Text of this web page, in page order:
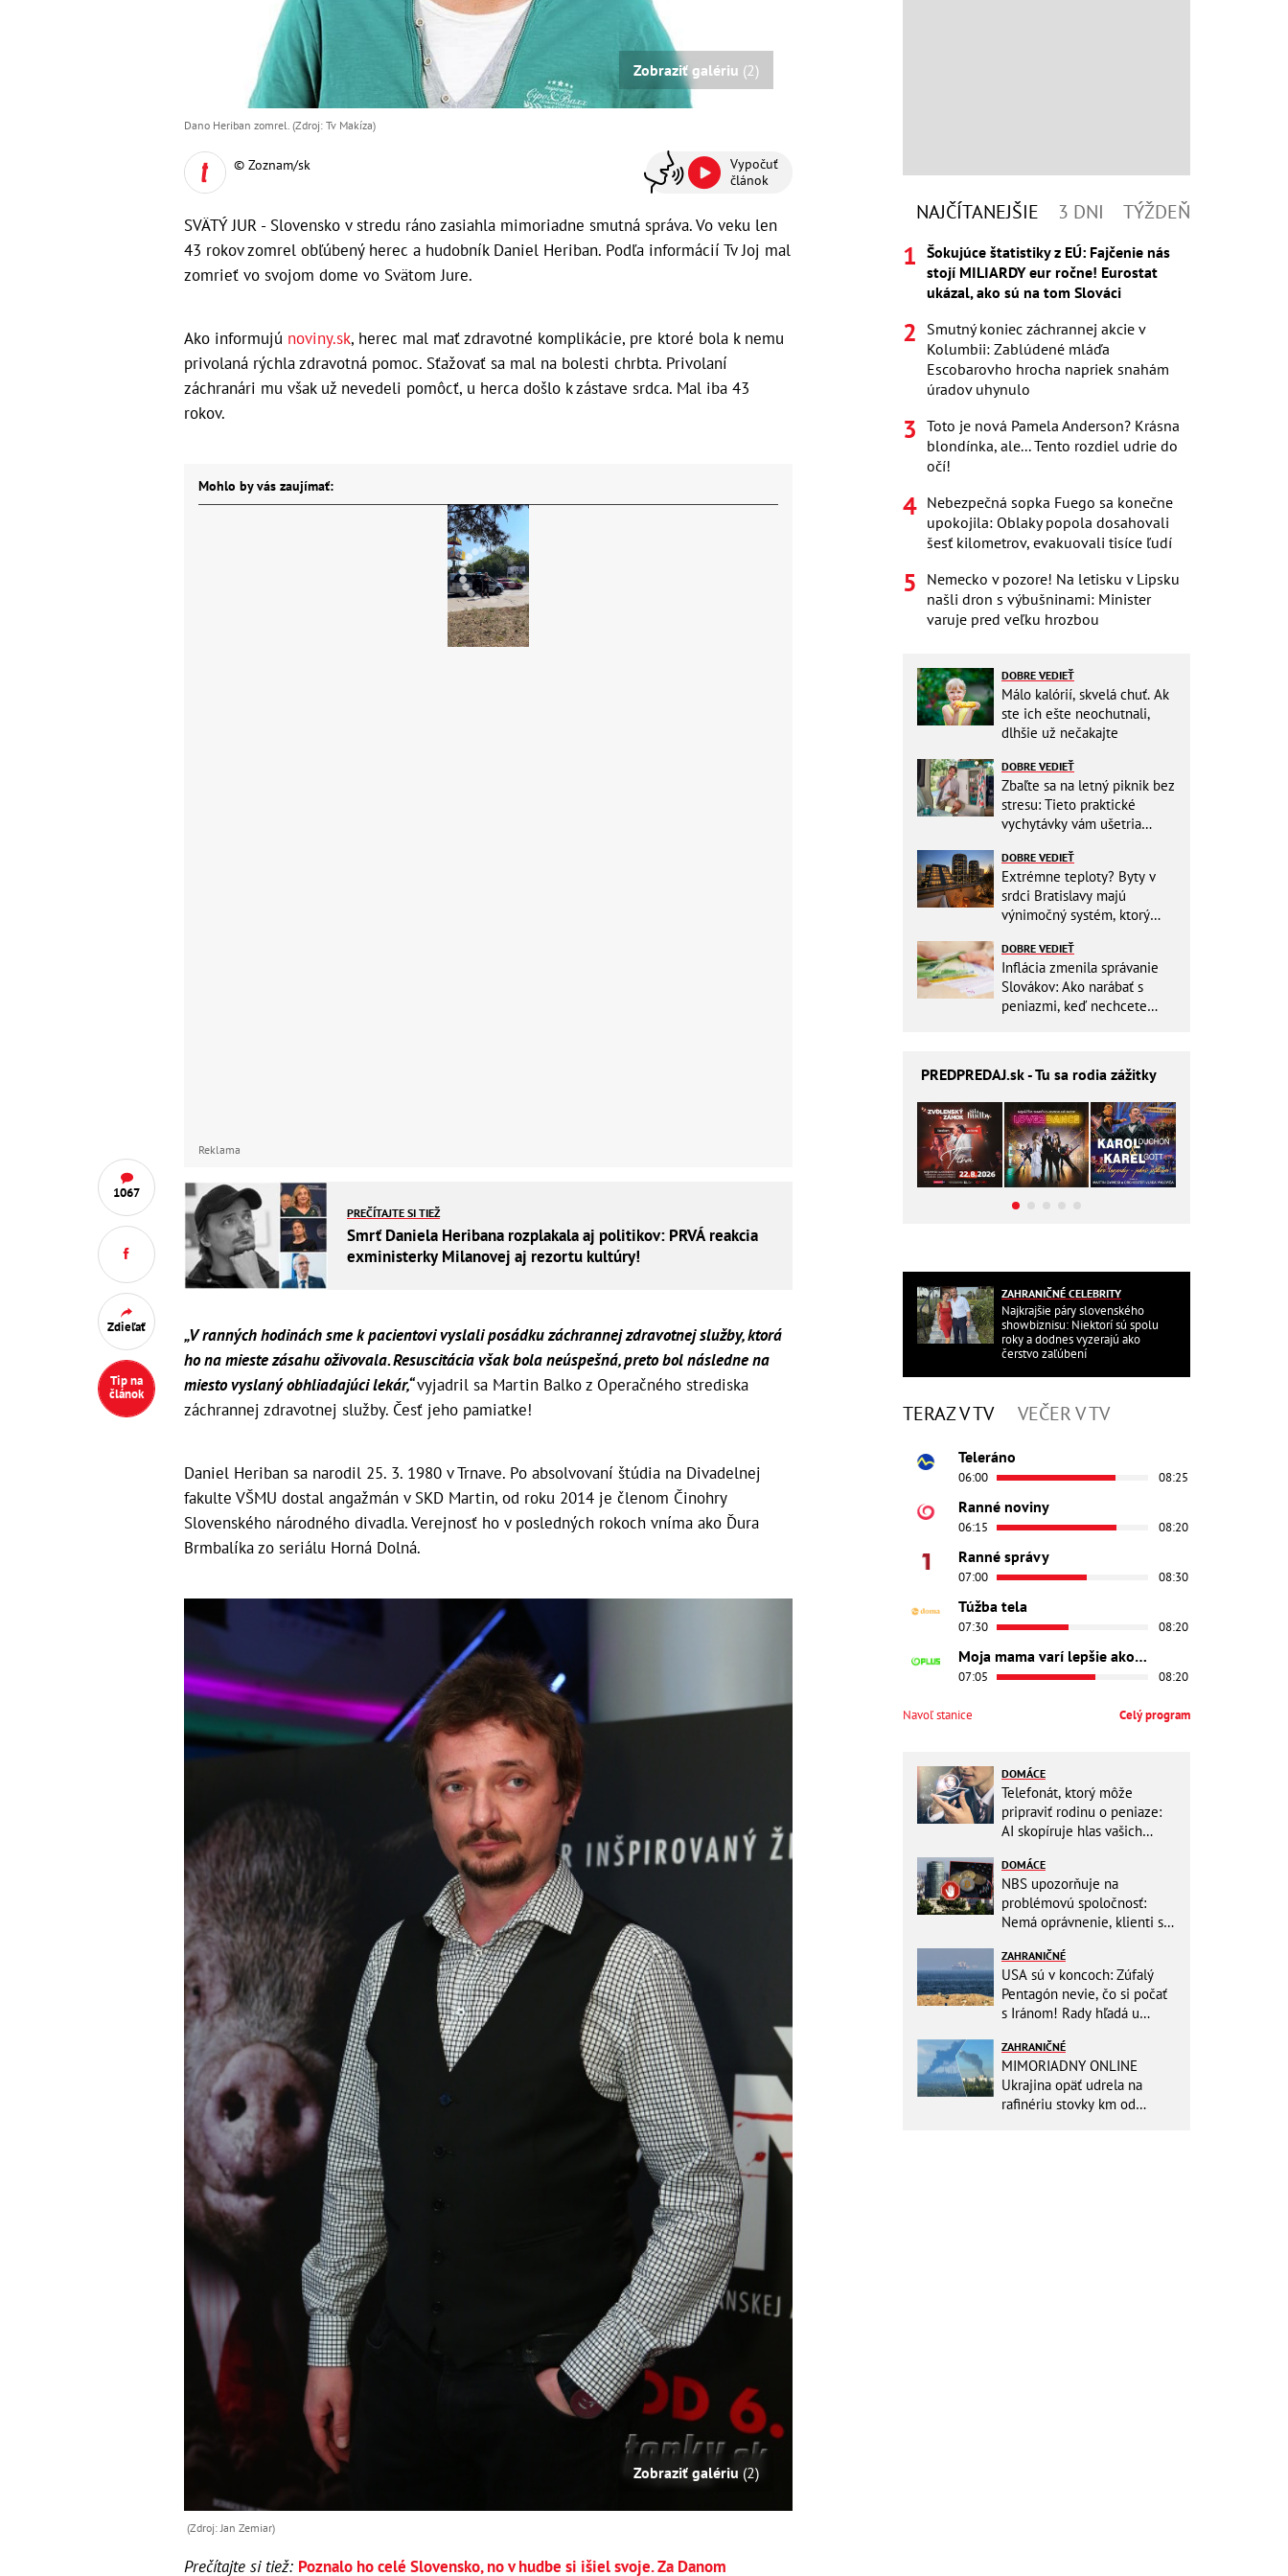
1067
Zdieľať
Tip na
článok
Zobraziť galériu (2)
Dano Heriban zomrel. (Zdroj: Tv Makíza)
© Zoznam/sk
Vypočuť
článok
SVÄTÝ JUR - Slovensko v stredu ráno zasiahla mimoriadne smutná správa. Vo veku len
43 rokov zomrel obľúbený herec a hudobník Daniel Heriban. Podľa informácií Tv Joj mal
zomrieť vo svojom dome vo Svätom Jure.
Ako informujú noviny.sk, herec mal mať zdravotné komplikácie, pre ktoré bola k nemu
privolaná rýchla zdravotná pomoc. Sťažovať sa mal na bolesti chrbta. Privolaní
záchranári mu však už nevedeli pomôcť, u herca došlo k zástave srdca. Mal iba 43
rokov.
Mohlo by vás zaujímať:
Reklama
PREČÍTAJTE SI TIEŽ
Smrť Daniela Heribana rozplakala aj politikov: PRVÁ reakcia
exministerky Milanovej aj rezortu kultúry!
„V ranných hodinách sme k pacientovi vyslali posádku záchrannej zdravotnej služby, ktorá
ho na mieste zásahu oživovala. Resuscitácia však bola neúspešná, preto bol následne na
miesto vyslaný obhliadajúci lekár,“vyjadril sa Martin Balko z Operačného strediska
záchrannej zdravotnej služby. Česť jeho pamiatke!
Daniel Heriban sa narodil 25. 3. 1980 v Trnave. Po absolvovaní štúdia na Divadelnej
fakulte VŠMU dostal angažmán v SKD Martin, od roku 2014 je členom Činohry
Slovenského národného divadla. Verejnosť ho v posledných rokoch vníma ako Ďura
Brmbalíka zo seriálu Horná Dolná.
Zobraziť galériu (2)
(Zdroj: Jan Zemiar)
Prečítajte si tiež: Poznalo ho celé Slovensko, no v hudbe si išiel svoje. Za Danom
NAJČÍTANEJŠIE 3 DNI TÝŽDEŇ
Šokujúce štatistiky z EÚ: Fajčenie nás
stojí MILIARDY eur ročne! Eurostat
ukázal, ako sú na tom Slováci
Smutný koniec záchrannej akcie v
Kolumbii: Zablúdené mláďa
Escobarovho hrocha napriek snahám
úradov uhynulo
Toto je nová Pamela Anderson? Krásna
blondínka, ale... Tento rozdiel udrie do
očí!
Nebezpečná sopka Fuego sa konečne
upokojila: Oblaky popola dosahovali
šesť kilometrov, evakuovali tisíce ľudí
Nemecko v pozore! Na letisku v Lipsku
našli dron s výbušninami: Minister
varuje pred veľku hrozbou
DOBRE VEDIEŤ
Málo kalórií, skvelá chuť. Ak
ste ich ešte neochutnali,
dlhšie už nečakajte
DOBRE VEDIEŤ
Zbaľte sa na letný piknik bez
stresu: Tieto praktické
vychytávky vám ušetria
DOBRE VEDIEŤ
Extrémne teploty? Byty v
srdci Bratislavy majú
výnimočný systém, ktorý
DOBRE VEDIEŤ
Inflácia zmenila správanie
Slovákov: Ako narábať s
peniazmi, keď nechcete
PREDPREDAJ.sk - Tu sa rodia zážitky
ZAHRANIČNÉ CELEBRITY
Najkrajšie páry slovenského
showbiznisu: Niektorí sú spolu
roky a dodnes vyzerajú ako
čerstvo zaľúbení
TERAZ V TV VEČER V TV
Teleráno
06:00 08:25
Ranné noviny
06:15 08:20
Ranné správy
07:00 08:30
Túžba tela
07:30 08:20
Moja mama varí lepšie ako tvoja
07:05 08:20
Navoľ stanice Celý program
DOMÁCE
Telefonát, ktorý môže
pripraviť rodinu o peniaze:
AI skopíruje hlas vašich
jednoduchý trik
DOMÁCE
NBS upozorňuje na
problémovú spoločnosť:
Nemá oprávnenie, klienti sa
ZAHRANIČNÉ
USA sú v koncoch: Zúfalý
Pentagón nevie, čo si počať
s Iránom! Rady hľadá u
ZAHRANIČNÉ
MIMORIADNY ONLINE
Ukrajina opäť udrela na
rafinériu stovky km od